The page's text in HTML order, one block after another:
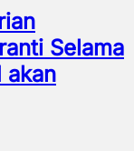
Selama
akan